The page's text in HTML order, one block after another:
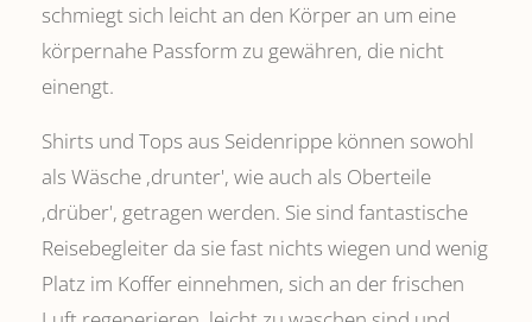
schmiegt sich leicht an den Körper an um eine
körpernahe Passform zu gewähren, die nicht
einengt.
Shirts und Tops aus Seidenrippe können sowohl
als Wäsche ,drunter', wie auch als Oberteile
‚drüber', getragen werden. Sie sind fantastische
Reisebegleiter da sie fast nichts wiegen und wenig
Platz im Koffer einnehmen, sich an der frischen